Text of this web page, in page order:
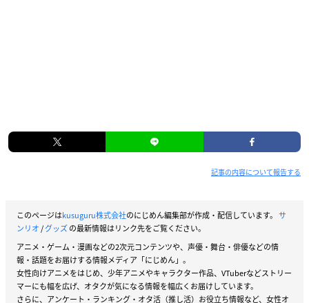
記事の内容について報告する
このページはkusuguru株式会社のにじめん編集部が作成・配信しています。 サ
ンリオ/グッズの最新情報はリンク先をご覧ください。
アニメ・ゲーム・漫画などの2次元コンテンツや、声優・舞台・俳優などの情
報・話題をお届けする情報メディア「にじめん」。
女性向けアニメをはじめ、少年アニメやキャラクター作品、VTuberなどストリー
マーにも幅を広げ、オタクが気になる情報を幅広くお届けしています。
さらに、アンケート・ランキング・オタ活（推し活）お役立ち情報など、女性オ